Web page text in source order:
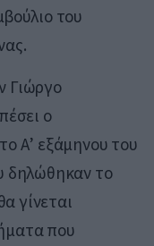
του
Γιώργο
ο
Α’ εξάμηνου του
δηλώθηκαν το
γίνεται
που